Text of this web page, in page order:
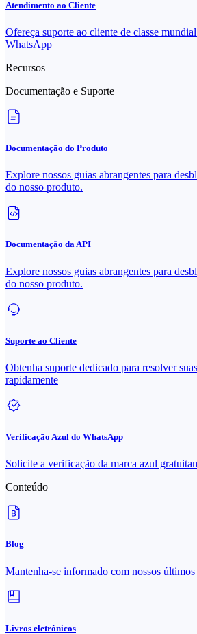
Atendimento ao Cliente
Ofereça suporte ao cliente de classe
WhatsApp
Recursos
Documentação e Suporte
Documentação do Produto
Explore nossos guias abrangentes para
do nosso produto.
Documentação da API
Explore nossos guias abrangentes para
do nosso produto.
Suporte ao Cliente
Obtenha suporte dedicado para resolver
rapidamente
Verificação Azul do WhatsApp
Solicite a verificação da marca azul
Conteúdo
Blog
Mantenha-se informado com nossos
Livros eletrônicos